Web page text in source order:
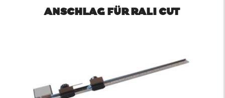
ANSCHLAG FÜR RALI CUT